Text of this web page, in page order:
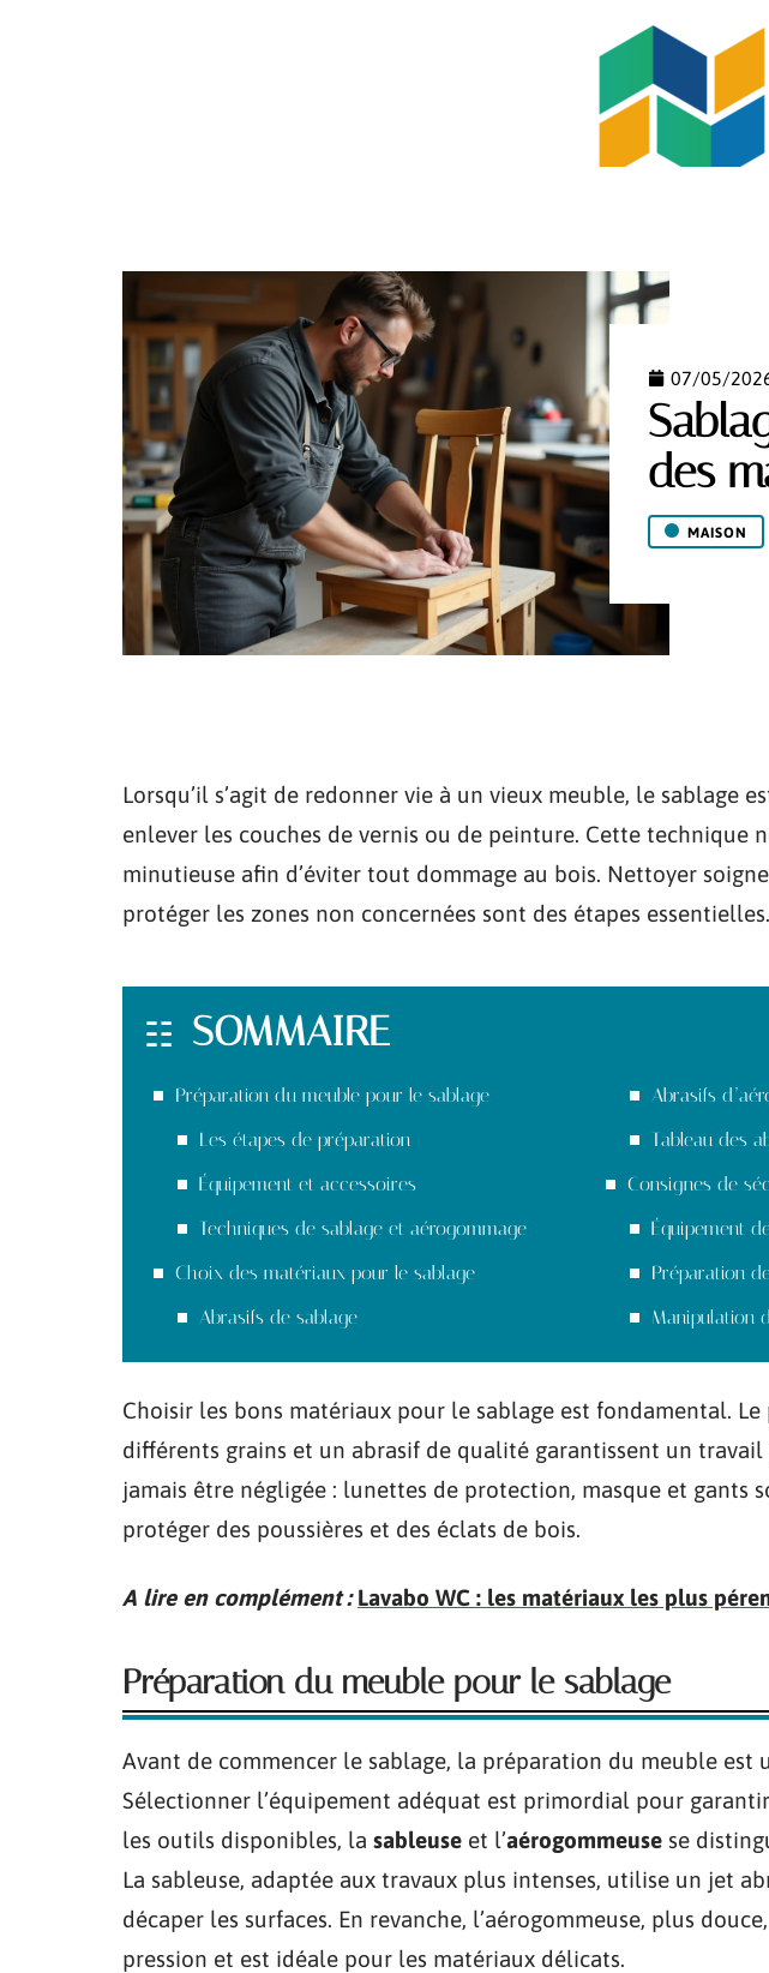
07/05/
des
MAISON
Lorsqu’il s’agit de redonner vie à un vieux meuble, le sablage
enlever les couches de vernis ou de peinture. Cette technique
minutieuse afin d’éviter tout dommage au bois. Nettoyer
protéger les zones non concernées sont des étapes essentielles.
SOMMAIRE
Préparation du meuble pour le sablage
Les étapes de préparation
Équipement et accessoires
Techniques de sablage et aérogommage
Choix des matériaux pour le sablage
Abrasifs de sablage
Abrasifs
Tableau des
Consignes de
Équipement
Préparation
Manipulation
Choisir les bons matériaux pour le sablage est fondamental.
différents grains et un abrasif de qualité garantissent un travail
jamais être négligée : lunettes de protection, masque et gants
protéger des poussières et des éclats de bois.
A lire en complément : Lavabo WC : les matériaux les plus
Préparation du meuble pour le sablage
Avant de commencer le sablage, la préparation du meuble est
Sélectionner l’équipement adéquat est primordial pour
les outils disponibles, la sableuse et l’aérogommeuse se
La sableuse, adaptée aux travaux plus intenses, utilise un jet
décaper les surfaces. En revanche, l’aérogommeuse, plus
pression et est idéale pour les matériaux délicats.